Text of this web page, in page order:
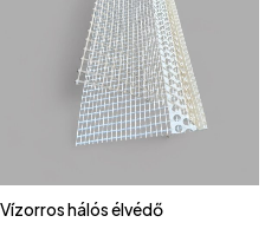
Vízorros hálós élvédő